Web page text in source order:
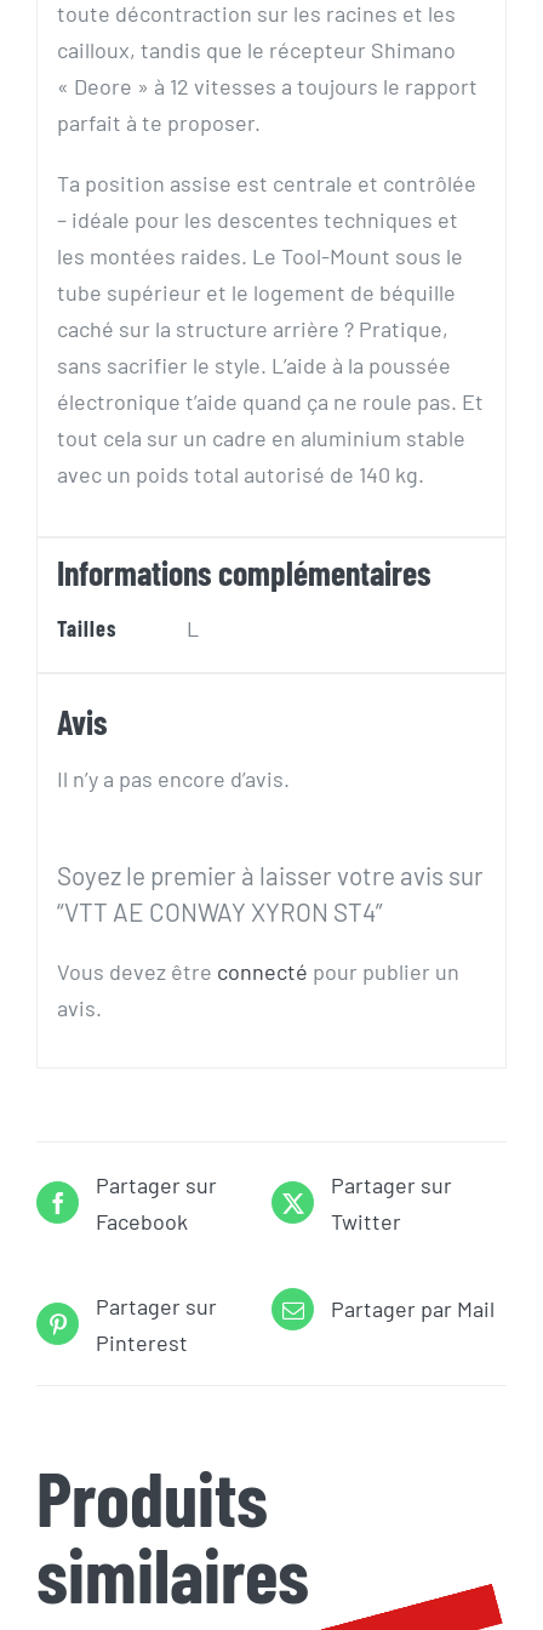
toute décontraction sur les racines et les
cailloux, tandis que le récepteur Shimano
« Deore » à 12 vitesses a toujours le rapport
parfait à te proposer.
Ta position assise est centrale et contrôlée
– idéale pour les descentes techniques et
les montées raides. Le Tool-Mount sous le
tube supérieur et le logement de béquille
caché sur la structure arrière ? Pratique,
sans sacrifier le style. L’aide à la poussée
électronique t’aide quand ça ne roule pas. Et
tout cela sur un cadre en aluminium stable
avec un poids total autorisé de 140 kg.
Informations complémentaires
Tailles L
Avis
Il n’y a pas encore d’avis.
Soyez le premier à laisser votre avis sur
“VTT AE CONWAY XYRON ST4”
Vous devez être connecté pour publier un
avis.
Partager sur
Facebook
Partager sur
Twitter
Partager sur
Pinterest
Partager par Mail
Produits
similaires